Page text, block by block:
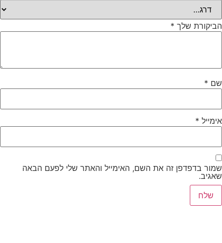
הביקורת שלך *
שם *
אימייל *
שמור בדפדפן זה את השם, האימייל והאתר שלי לפעם הבאה
שאגיב.